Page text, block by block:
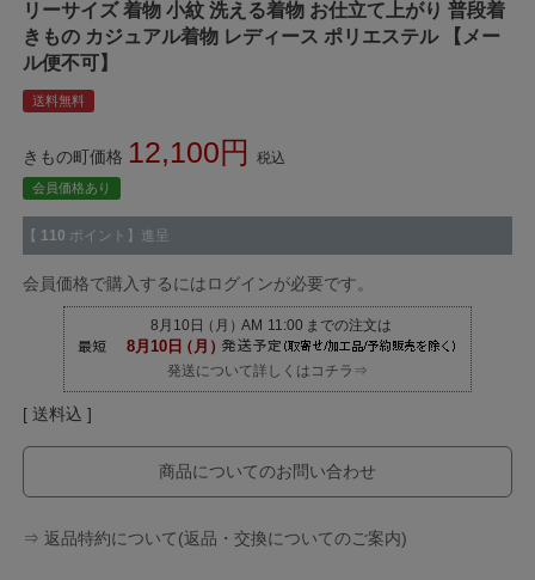
リーサイズ 着物 小紋 洗える着物 お仕立て上がり 普段着
きもの カジュアル着物 レディース ポリエステル 【メー
ル便不可】
送料無料
きもの町価格 12,100 税込
会員価格あり
【 110 ポイント】進呈
会員価格で購入するにはログインが必要です。
発送について詳しくはコチラ⇒
送料込
商品についてのお問い合わせ
⇒ 返品特約について(返品・交換についてのご案内)